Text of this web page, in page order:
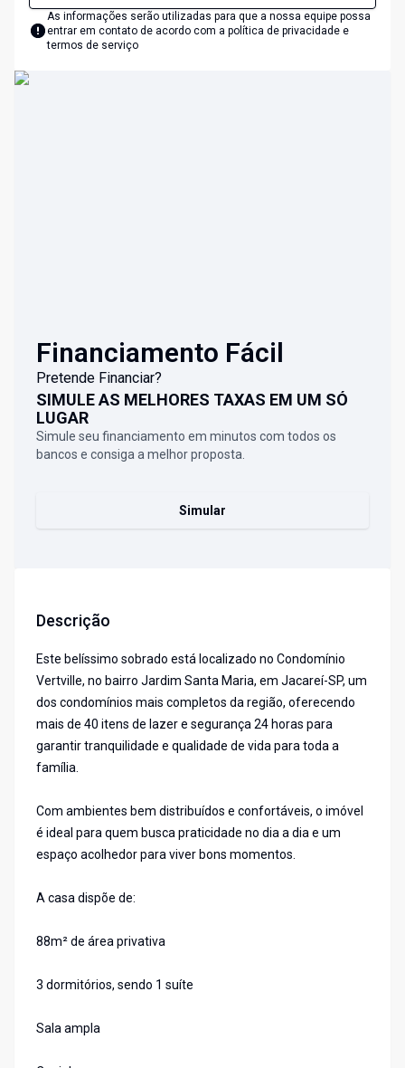
As informações serão utilizadas para que a nossa equipe possa
entrar em contato de acordo com a política de privacidade e
termos de serviço
Financiamento Fácil
Pretende Financiar?
SIMULE AS MELHORES TAXAS EM UM SÓ
LUGAR
Simule seu financiamento em minutos com todos os
bancos e consiga a melhor proposta.
Simular
Descrição
Este belíssimo sobrado está localizado no Condomínio
Vertville, no bairro Jardim Santa Maria, em Jacareí-SP, um
dos condomínios mais completos da região, oferecendo
mais de 40 itens de lazer e segurança 24 horas para
garantir tranquilidade e qualidade de vida para toda a
família.
Com ambientes bem distribuídos e confortáveis, o imóvel
é ideal para quem busca praticidade no dia a dia e um
espaço acolhedor para viver bons momentos.
A casa dispõe de:
88m² de área privativa
3 dormitórios, sendo 1 suíte
Sala ampla